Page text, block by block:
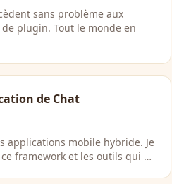
sans problème aux
plugin. Tout le monde en
de Chat
applications mobile hybride. Je
framework et les outils qui …